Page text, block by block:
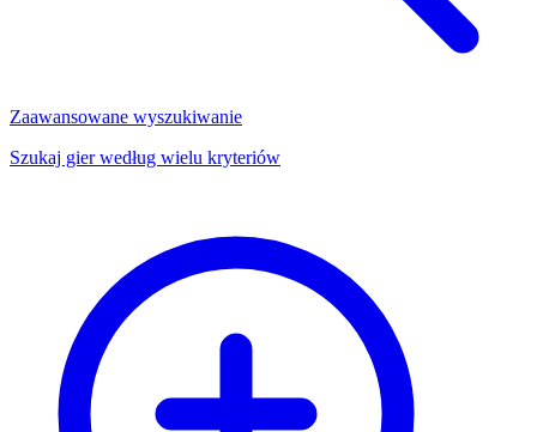
Zaawansowane wyszukiwanie
Szukaj gier według wielu kryteriów